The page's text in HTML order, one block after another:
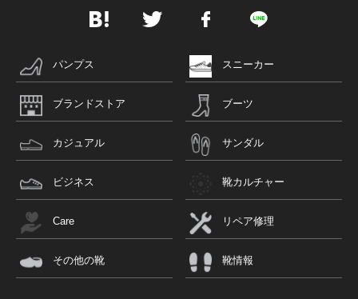
パンプス スニーカー
ブランドストア ブーツ
カジュアル サンダル
ビジネス 靴カルチャー
Care リペア修理
その他の靴 靴情報